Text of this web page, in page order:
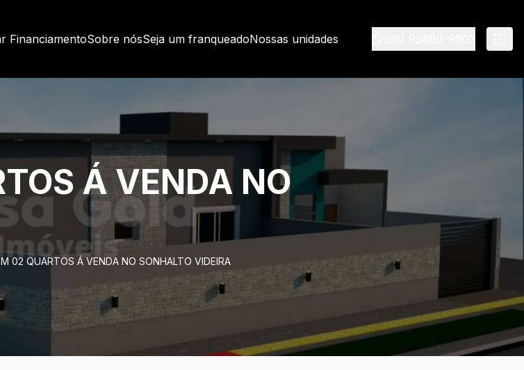
FinanciamentoSobre nósSeja um franqueadoNossas unidades
Á VENDA NO
02 QUARTOS Á VENDA NO SONHALTO VIDEIRA